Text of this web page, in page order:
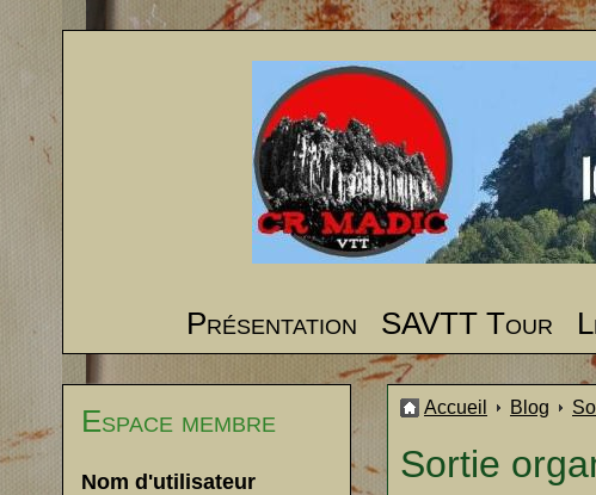
Présentation SAVTT Tour
Espace membre
Nom d'utilisateur
Accueil Blog
Sortie